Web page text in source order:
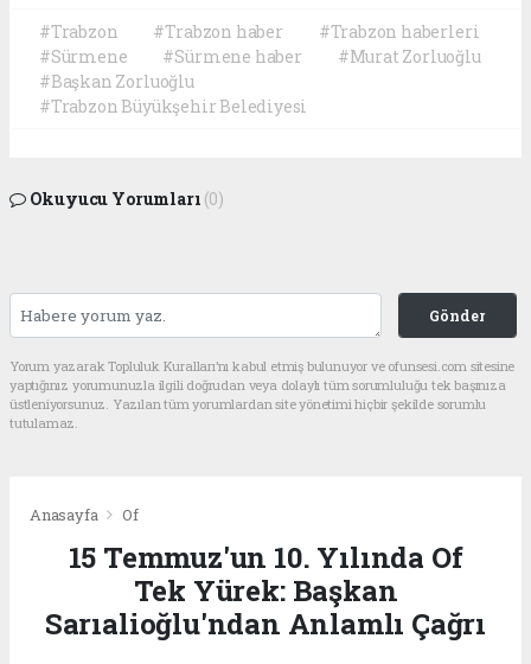
#Trabzon #Trabzon haber
#Trabzon haberleri
#Sürmene
#Sürmene haber
#Murat Zorluoğlu
#Başkan Zorluoğlu
#Trabzon Büyükşehir Belediyesi
Okuyucu Yorumları (0)
Gönder
Yorum yazarak Topluluk Kuralları’nı kabul etmiş bulunuyor ve ofunsesi.com sitesine
yaptığınız yorumunuzla ilgili doğrudan veya dolaylı tüm sorumluluğu tek başınıza
üstleniyorsunuz. Yazılan tüm yorumlardan site yönetimi hiçbir şekilde sorumlu
tutulamaz.
Anasayfa Of
15 Temmuz'un 10. Yılında Of
Tek Yürek: Başkan
Sarıalioğlu'ndan Anlamlı Çağrı